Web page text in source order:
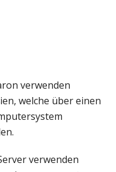
verwenden
welche über einen
verwenden